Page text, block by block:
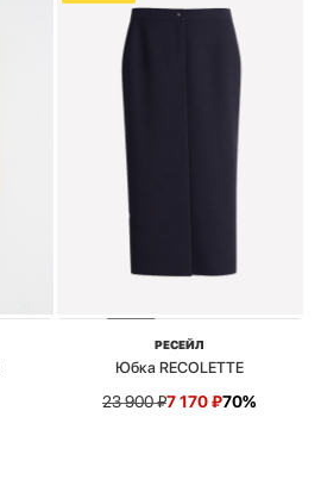
РЕСЕЙЛ
Юбка RECOLETTE
23 900₽7 170₽70%